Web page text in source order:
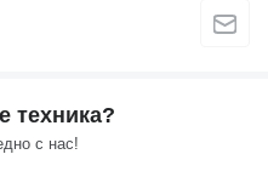
техника?
с нас!